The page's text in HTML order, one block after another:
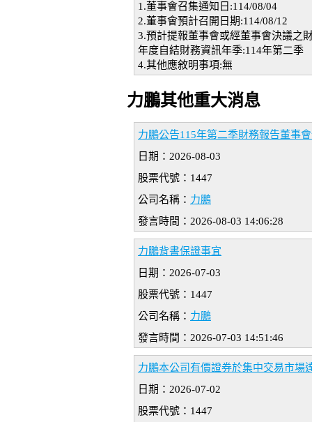
1.董事會召集通知日:114/08/04
2.董事會預計召開日期:114/08/12
3.預計提報董事會或經董事會決議之
年度自結財務資訊年季:114年第二季
4.其他應敘明事項:無
力鵬其他重大消息
力鵬公告115年第二季財務報告董事
日期：2026-08-03
股票代號：1447
公司名稱： 力鵬
發言時間：2026-08-03 14:06:28
力鵬背書保證事宜
日期：2026-07-03
股票代號：1447
公司名稱： 力鵬
發言時間：2026-07-03 14:51:46
力鵬本公司有價證券於集中交易市場
日期：2026-07-02
股票代號：1447